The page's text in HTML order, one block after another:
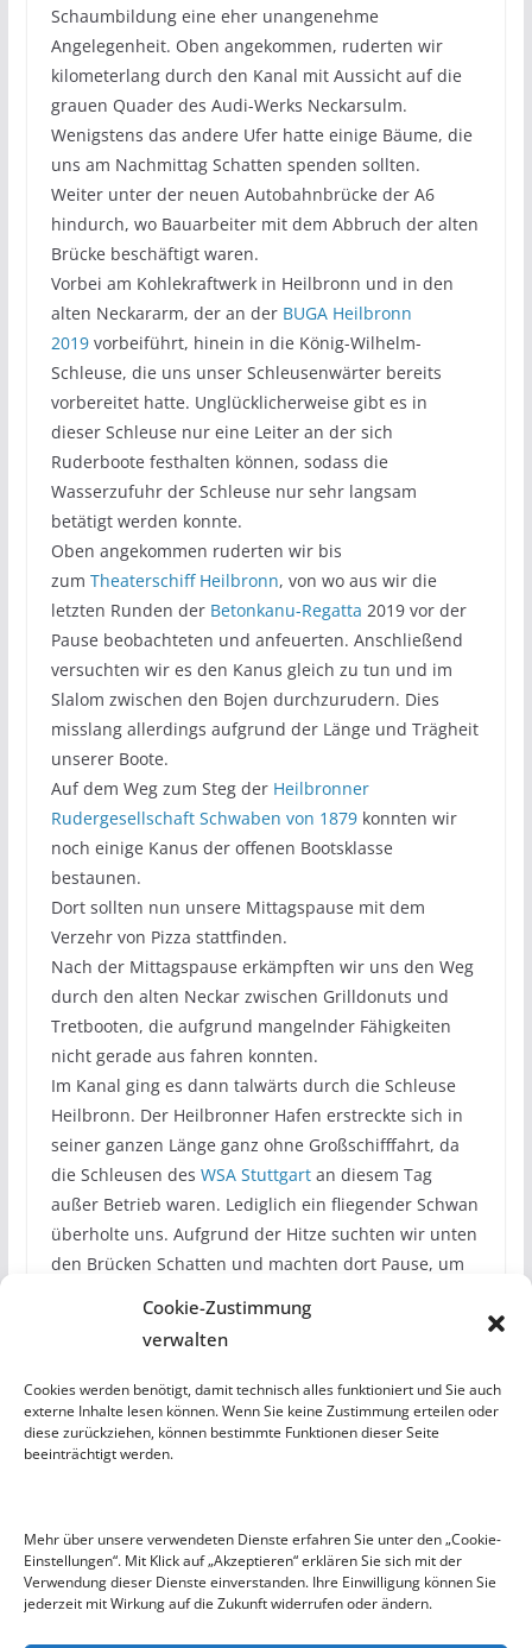
Cookie-Zustimmung
verwalten
Cookies werden benötigt, damit technisch alles funktioniert und Sie auch
externe Inhalte lesen können. Wenn Sie keine Zustimmung erteilen oder
diese zurückziehen, können bestimmte Funktionen dieser Seite
beeinträchtigt werden.
Mehr über unsere verwendeten Dienste erfahren Sie unter den „Cookie-
Einstellungen“. Mit Klick auf „Akzeptieren“ erklären Sie sich mit der
Verwendung dieser Dienste einverstanden. Ihre Einwilligung können Sie
jederzeit mit Wirkung auf die Zukunft widerrufen oder ändern.
Schaumbildung eine eher unangenehme
Angelegenheit. Oben angekommen, ruderten wir
kilometerlang durch den Kanal mit Aussicht auf die
grauen Quader des Audi-Werks Neckarsulm.
Wenigstens das andere Ufer hatte einige Bäume, die
uns am Nachmittag Schatten spenden sollten.
Weiter unter der neuen Autobahnbrücke der A6
hindurch, wo Bauarbeiter mit dem Abbruch der alten
Brücke beschäftigt waren.
Vorbei am Kohlekraftwerk in Heilbronn und in den
alten Neckararm, der an der BUGA Heilbronn
2019vorbeiführt, hinein in die König-Wilhelm-
Schleuse, die uns unser Schleusenwärter bereits
vorbereitet hatte. Unglücklicherweise gibt es in
dieser Schleuse nur eine Leiter an der sich
Ruderboote festhalten können, sodass die
Wasserzufuhr der Schleuse nur sehr langsam
betätigt werden konnte.
Oben angekommen ruderten wir bis
zum Theaterschiff Heilbronn, von wo aus wir die
letzten Runden der Betonkanu-Regatta 2019 vor der
Pause beobachteten und anfeuerten. Anschließend
versuchten wir es den Kanus gleich zu tun und im
Slalom zwischen den Bojen durchzurudern. Dies
misslang allerdings aufgrund der Länge und Trägheit
unserer Boote.
Auf dem Weg zum Steg der Heilbronner
Rudergesellschaft Schwaben von 1879konnten wir
noch einige Kanus der offenen Bootsklasse
bestaunen.
Dort sollten nun unsere Mittagspause mit dem
Verzehr von Pizza stattfinden.
Nach der Mittagspause erkämpften wir uns den Weg
durch den alten Neckar zwischen Grilldonuts und
Tretbooten, die aufgrund mangelnder Fähigkeiten
nicht gerade aus fahren konnten.
Im Kanal ging es dann talwärts durch die Schleuse
Heilbronn. Der Heilbronner Hafen erstreckte sich in
seiner ganzen Länge ganz ohne Großschifffahrt, da
die Schleusen des WSA Stuttgartan diesem Tag
außer Betrieb waren. Lediglich ein fliegender Schwan
überholte uns. Aufgrund der Hitze suchten wir unten
den Brücken Schatten und machten dort Pause, um
Schließlich erreichten wir wieder die Schleuse
Kochendorf, die uns 4,60 Höhenmeter näher an
unsere HeimatBad-Wimpfenbrachte. 4 km später
konnten wir dann anlegen und die Boote putzen und
wieder in der Bootshalle verstauen.
Unser Bootshaus erstrahlt in neuem Glanz
Tag der offenen Tür